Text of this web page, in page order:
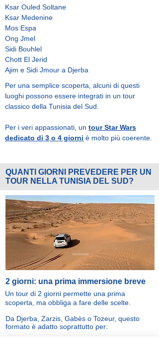
Ksar Ouled Soltane
Ksar Medenine
Mos Espa
Ong Jmel
Sidi Bouhlel
Chott El Jerid
Ajim e Sidi Jmour a Djerba
Per una semplice scoperta, alcuni di questi
luoghi possono essere integrati in un tour
classico della Tunisia del Sud.
Per i veri appassionati, un tour Star Wars
dedicato di 3 o 4 giorni è molto più coerente.
QUANTI GIORNI PREVEDERE PER UN
TOUR NELLA TUNISIA DEL SUD?
2 giorni: una prima immersione breve
Un tour di 2 giorni permette una prima
scoperta, ma obbliga a fare delle scelte.
Da Djerba, Zarzis, Gabès o Tozeur, questo
formato è adatto soprattutto per: